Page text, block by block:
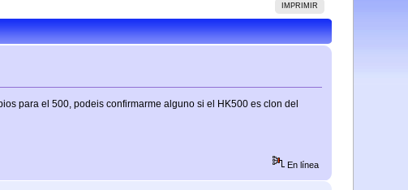
IMPRIMIR
para el 500, podeis confirmarme alguno si el HK500 es clon del
En línea